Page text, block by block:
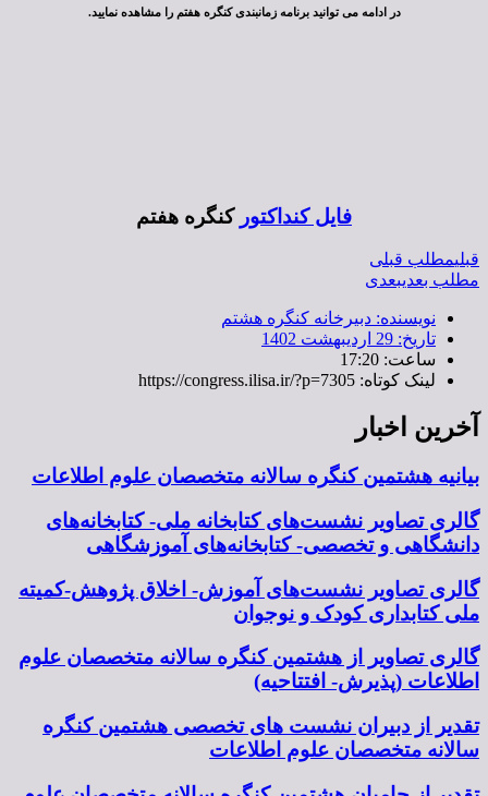
در ادامه می توانید برنامه زمانبندی کنگره هفتم را مشاهده نمایید.
فایل کنداکتور کنگره هفتم
قبلیمطلب قبلی
مطلب بعدیبعدی
نویسنده: دبیرخانه کنگره هشتم
تاریخ: 29 اردیبهشت 1402
ساعت: 17:20
لینک کوتاه: https://congress.ilisa.ir/?p=7305
آخرین اخبار
بیانیه هشتمین کنگره سالانه متخصصان علوم اطلاعات
گالری تصاویر نشست‌های کتابخانه ملی- کتابخانه‌های
دانشگاهی و تخصصی- کتابخانه‌های آموزشگاهی
گالری تصاویر نشست‌های آموزش- اخلاق پژوهش-کمیته
ملی کتابداری کودک و نوجوان
گالری تصاویر از هشتمین کنگره سالانه متخصصان علوم
اطلاعات (پذیرش- افتتاحیه)
تقدیر از دبیران نشست های تخصصی هشتمین کنگره
سالانه متخصصان علوم اطلاعات